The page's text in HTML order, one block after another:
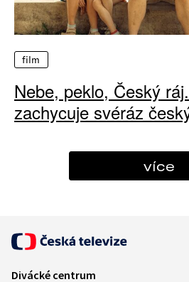
film
Nebe, peklo, Český
zachycuje svéráz
více